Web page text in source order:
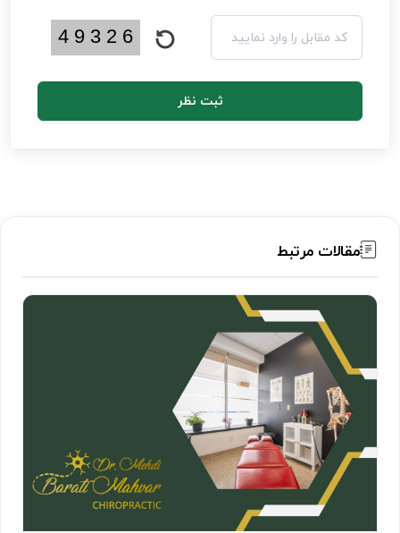
ثبت نظر
مقالات مرتبط